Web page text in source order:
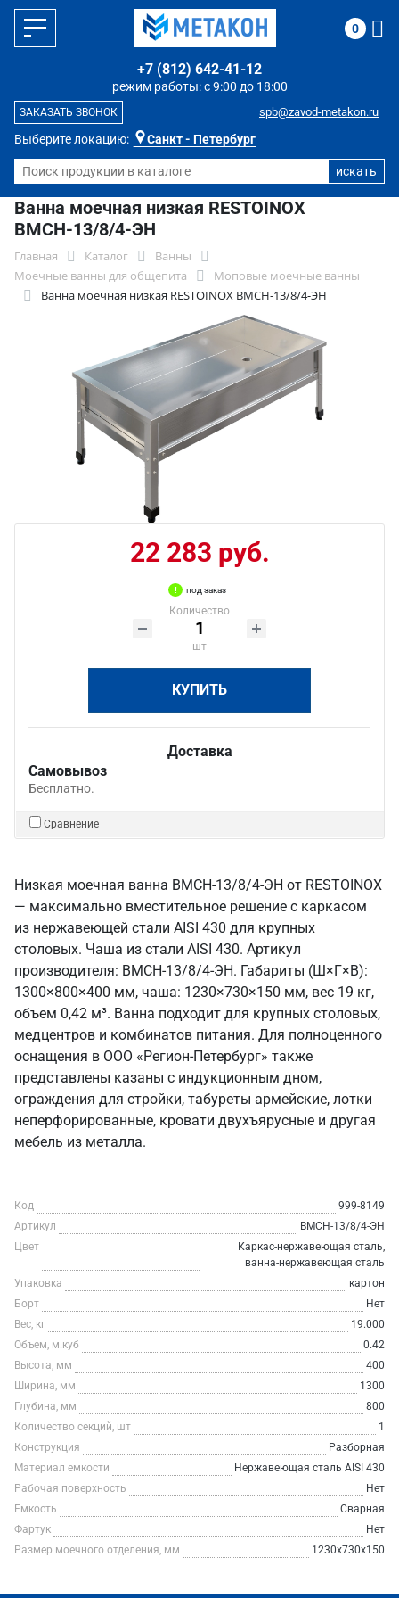
Выберите локацию: Санкт - Петербург
режим работы: с 9:00 до 18:00
+7 (812) 642-41-12
spb@zavod-metakon.ru
ЗАКАЗАТЬ ЗВОНОК
0
Ванна моечная низкая RESTOINOX
ВМСН-13/8/4-ЭН
Главная Каталог
Ванны
Моечные ванны для общепита
Моповые моечные ванны
Ванна моечная низкая RESTOINOX ВМСН-13/8/4-ЭН
22 283 руб.
под заказ
Количество
шт
КУПИТЬ
Доставка
Самовывоз
Бесплатно.
Сравнение
Низкая моечная ванна ВМСН-13/8/4-ЭН от RESTOINOX
— максимально вместительное решение с каркасом
из нержавеющей стали AISI 430 для крупных
столовых. Чаша из стали AISI 430. Артикул
производителя: ВМСН-13/8/4-ЭН. Габариты (Ш×Г×В):
1300×800×400 мм, чаша: 1230×730×150 мм, вес 19 кг,
объем 0,42 м³. Ванна подходит для крупных столовых,
медцентров и комбинатов питания. Для полноценного
оснащения в ООО «Регион-Петербург» также
представлены казаны с индукционным дном,
ограждения для стройки, табуреты армейские, лотки
неперфорированные, кровати двухъярусные и другая
мебель из металла.
Код
999-8149
Артикул
ВМСН-13/8/4-ЭН
Цвет
Каркас-нержавеющая сталь,
ванна-нержавеющая сталь
Упаковка
картон
Борт
Нет
Вес, кг
19.000
Объем, м.куб
0.42
Высота, мм
400
Ширина, мм
1300
Глубина, мм
800
Количество секций, шт
1
Конструкция
Разборная
Материал емкости
Нержавеющая сталь AISI 430
Рабочая поверхность
Нет
Емкость
Сварная
Фартук
Нет
Размер моечного отделения, мм
1230х730х150